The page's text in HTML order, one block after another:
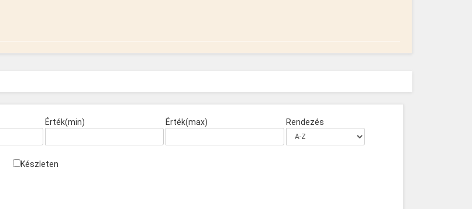
Érték(min) Érték(max) Rendezés
Készleten